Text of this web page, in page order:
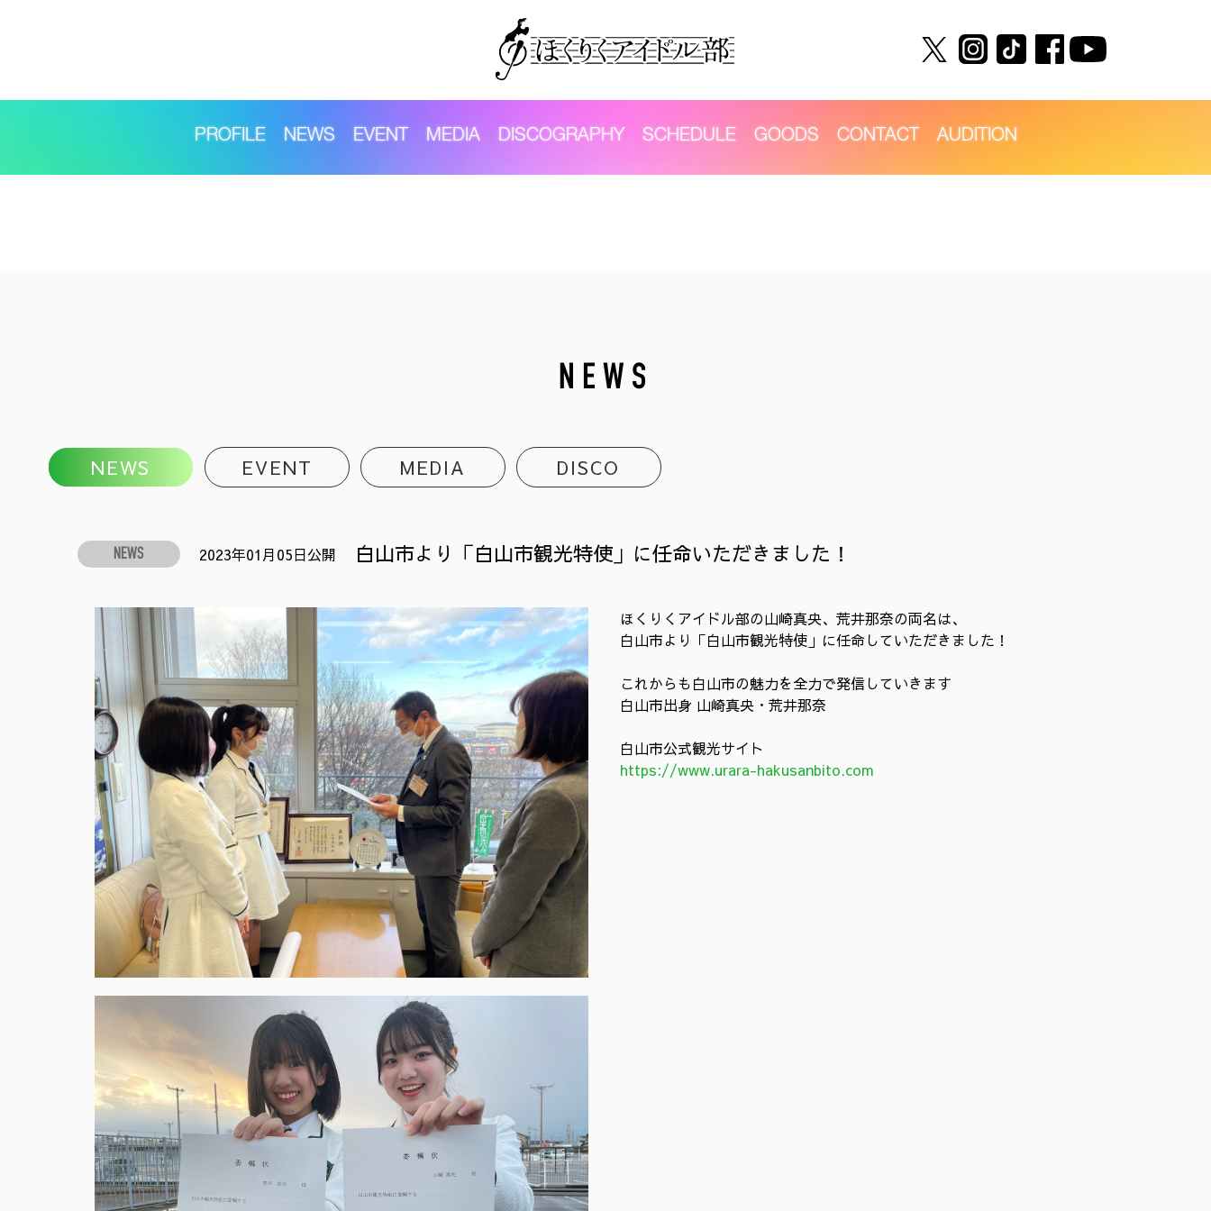
PROFILE NEWS EVENT MEDIA DISCOGRAPHY SCHEDULE GOODS CONTACT AUDITION
NEWS
NEWS EVENT MEDIA DISCO
NEWS 2023年01月05日公開 白山市より「白山市観光特使」に任命いただきました！
ほくりくアイドル部の山崎真央、荒井那奈の両名は、
白山市より「白山市観光特使」に任命していただきました！
これからも白山市の魅力を全力で発信していきます
白山市出身 山崎真央・荒井那奈
白山市公式観光サイト
https://www.urara-hakusanbito.com